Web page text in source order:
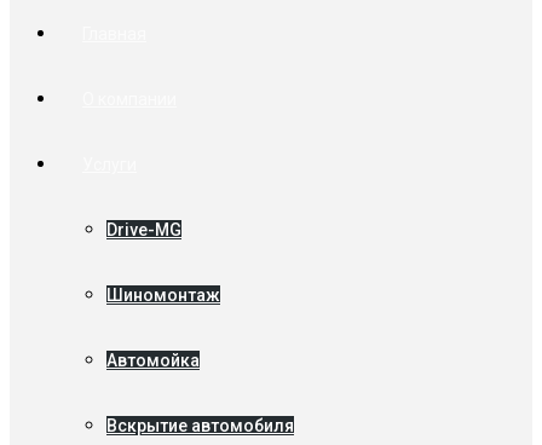
Drive-MG
Шиномонтаж
Автомойка
Вскрытие автомобиля